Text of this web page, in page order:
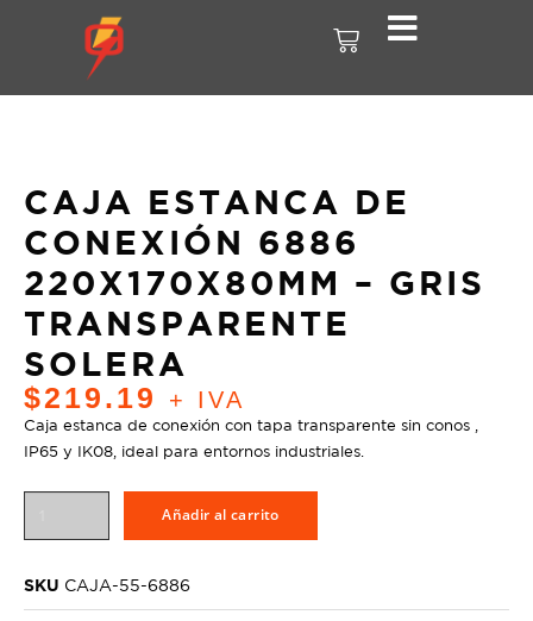
CAJA ESTANCA DE
CONEXIÓN 6886
220X170X80MM – GRIS
TRANSPARENTE
SOLERA
$219.19 + IVA
Caja estanca de conexión con tapa transparente sin conos ,
IP65 y IK08, ideal para entornos industriales.
Añadir al carrito
SKU CAJA-55-6886